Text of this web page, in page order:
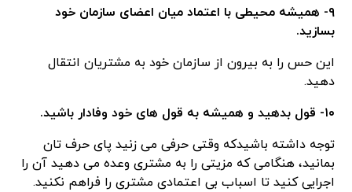
۹- همیشه محیطی با اعتماد میان اعضای سازمان خود
بسازید.
این حس را به بیرون از سازمان خود به مشتریان انتقال
دهید.
۱۰- قول بدهید و همیشه به قول های خود وفادار باشید.
توجه داشته باشیدکه وقتی حرفی می زنید پای حرف تان
بمانید، هنگامی که مزیتی را به مشتری وعده می دهید آن را
اجرایی کنید تا اسباب بی اعتمادی مشتری را فراهم نکنید.